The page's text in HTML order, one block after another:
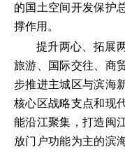
的国土空间开发保护
撑作用。
提升两心、拓展
旅游、国际交往、商
步推进主城区与滨海
核心区战略支点和现
能沿江聚集，打造闽
放门户功能为主的滨